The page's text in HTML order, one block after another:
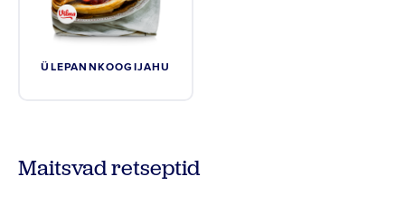
ÜLEPANNKOOGIJAHU
Maitsvad retseptid